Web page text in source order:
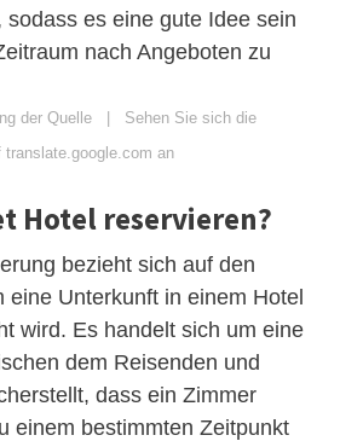
sodass es eine gute Idee sein
nach Angeboten zu
der Quelle | Sehen Sie sich die
an
Hotel reservieren?
bezieht sich auf den
eine Unterkunft in einem Hotel
wird. Es handelt sich um eine
dem Reisenden und
dass ein Zimmer
einem bestimmten Zeitpunkt